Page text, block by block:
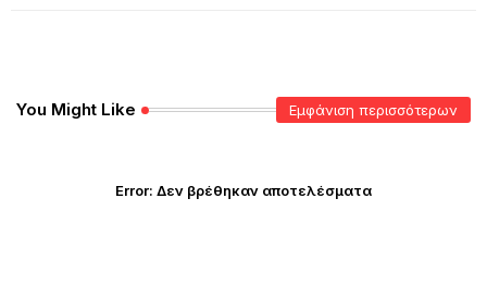
You Might Like Εμφάνιση περισσότερων
Error: Δεν βρέθηκαν αποτελέσματα